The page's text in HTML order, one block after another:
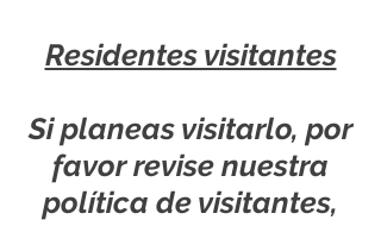
Residentes visitantes
Si planeas visitarlo, por
favor revise nuestra
política de visitantes,